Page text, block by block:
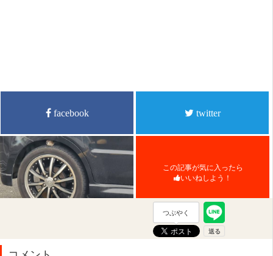
facebook twitter
この記事が気に入ったら
いいねしよう！
つぶやく